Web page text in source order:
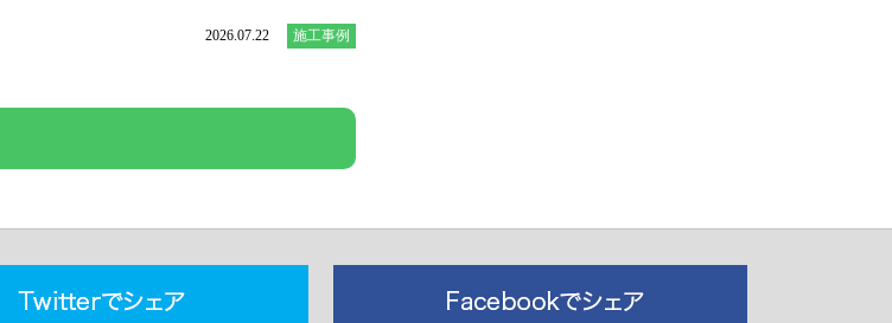
2026.07.22 施工事例